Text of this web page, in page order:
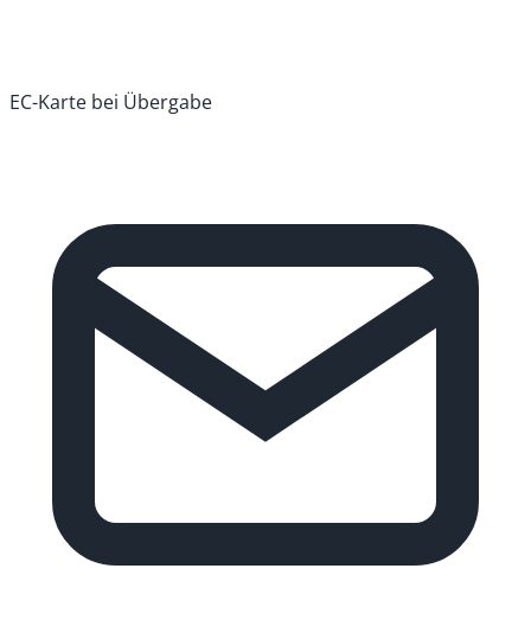
EC-Karte bei Übergabe